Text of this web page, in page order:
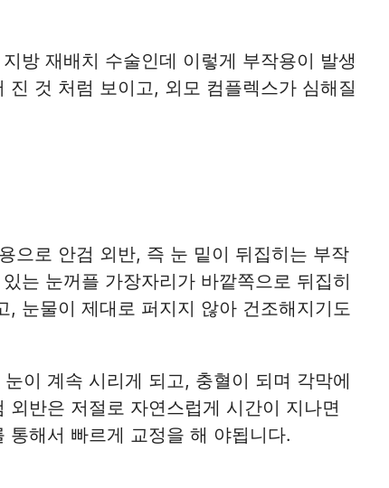
방 재배치 수술인데 이렇게 부작용이 발생
것 처럼 보이고, 외모 컴플렉스가 심해질
으로 안검 외반, 즉 눈 밑이 뒤집히는 부작
는 눈꺼플 가장자리가 바깥쪽으로 뒤집히
눈물이 제대로 퍼지지 않아 건조해지기도
이 계속 시리게 되고, 충혈이 되며 각막에
반은 저절로 자연스럽게 시간이 지나면
해서 빠르게 교정을 해 야됩니다.